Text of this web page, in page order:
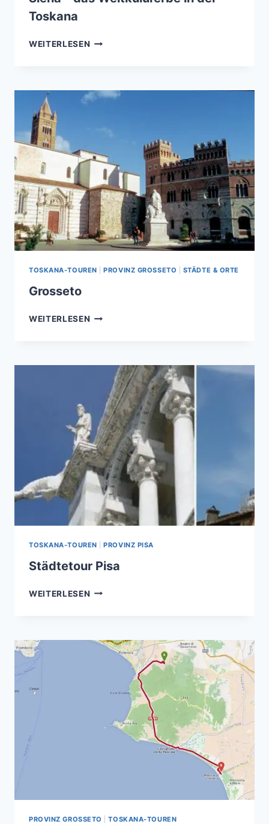
Toskana
WEITERLESEN SIENA
IN
TOSKANA-TOUREN |PROVINZ GROSSETO STÄDTE & ORTE
Grosseto
WEITERLESEN GROSSETO
TOSKANA-TOUREN |PROVINZ PISA
Städtetour Pisa
WEITERLESEN STÄDTETOUR
PROVINZ GROSSETO |TOSKANA-TOUREN